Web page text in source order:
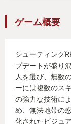
ゲーム概要
シューティング
プデートが盛り
人を選び、無数
ーには複数のス
の強力な技術に
め、無法地帯の
化されたビジュ